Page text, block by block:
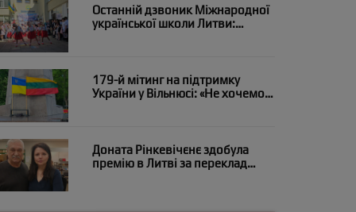
Останній дзвоник Міжнародної
української школи Литви:
179-й мітинг на підтримку
України у Вільнюсі: «Не хочемо
Доната Рінкевічєнє здобула
премію в Литві за переклад